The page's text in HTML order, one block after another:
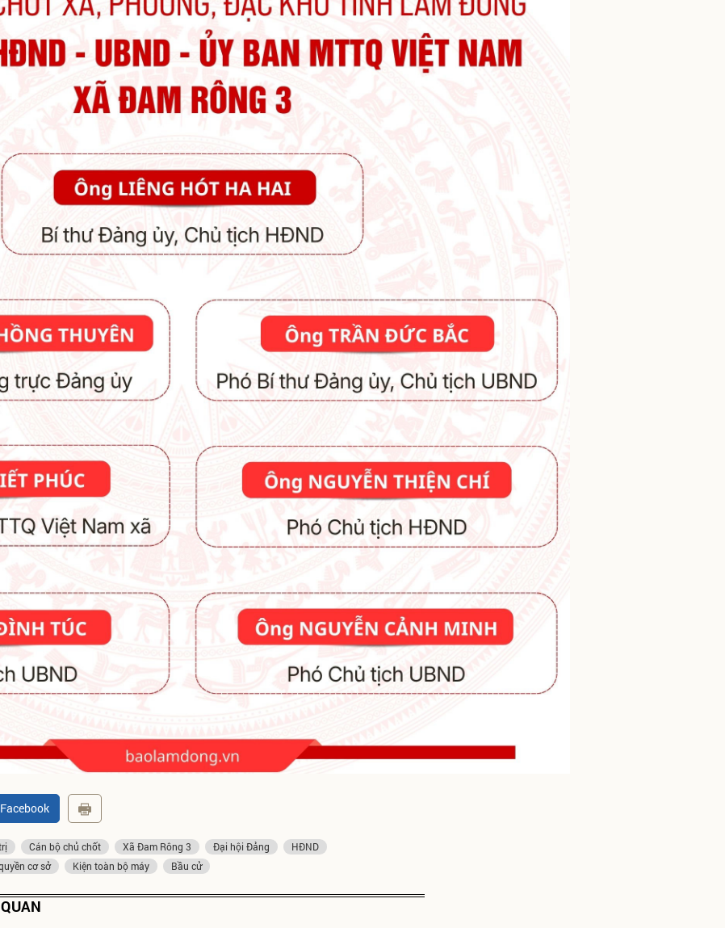
Cán bộ chủ chốt Xã Đam Rông 3 Đại hội Đảng
HĐND
cơ sở
Kiện toàn bộ máy Bầu cử